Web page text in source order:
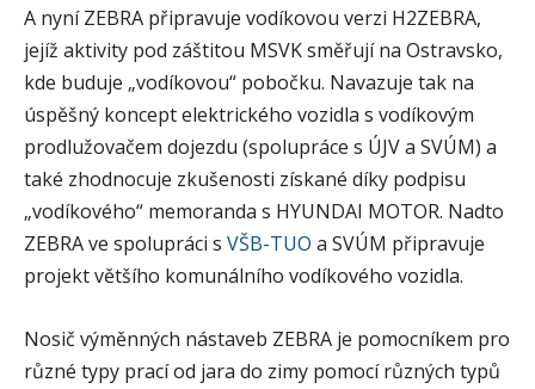
A nyní ZEBRA připravuje vodíkovou verzi H2ZEBRA,
jejíž aktivity pod záštitou MSVK směřují na Ostravsko,
kde buduje „vodíkovou“ pobočku. Navazuje tak na
úspěšný koncept elektrického vozidla s vodíkovým
prodlužovačem dojezdu (spolupráce s ÚJV a SVÚM) a
také zhodnocuje zkušenosti získané díky podpisu
„vodíkového“ memoranda s HYUNDAI MOTOR. Nadto
ZEBRA ve spolupráci s VŠB-TUO a SVÚM připravuje
projekt většího komunálního vodíkového vozidla.
Nosič výměnných nástaveb ZEBRA je pomocníkem pro
různé typy prací od jara do zimy pomocí různých typů